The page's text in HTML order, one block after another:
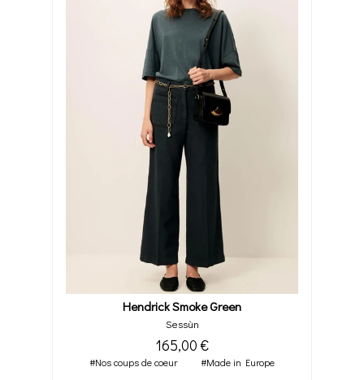
Hendrick Smoke Green
Sessùn
165,00 €
#Nos coups de coeur #Made in Europe